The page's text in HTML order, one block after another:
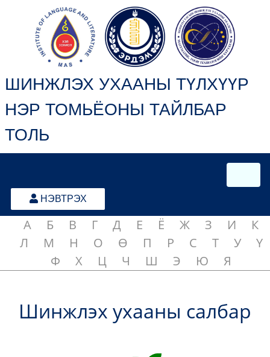
ШИНЖЛЭХ УХААНЫ ТҮЛХҮҮР
НЭР ТОМЬЁОНЫ ТАЙЛБАР
ТОЛЬ
НЭВТРЭХ
А Б В Г Д Е Ё Ж З И
К
Л
М Н О Ө П Р С Т У
Ү
Ф
Х Ц Ч Ш Э Ю Я
Шинжлэх ухааны салбар